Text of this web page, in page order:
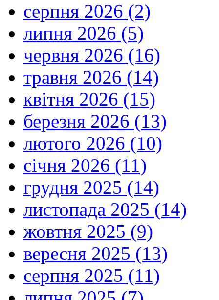
серпня 2026 (2)
липня 2026 (5)
червня 2026 (16)
травня 2026 (14)
квітня 2026 (15)
березня 2026 (13)
лютого 2026 (10)
січня 2026 (11)
грудня 2025 (14)
листопада 2025 (14)
жовтня 2025 (9)
вересня 2025 (13)
серпня 2025 (11)